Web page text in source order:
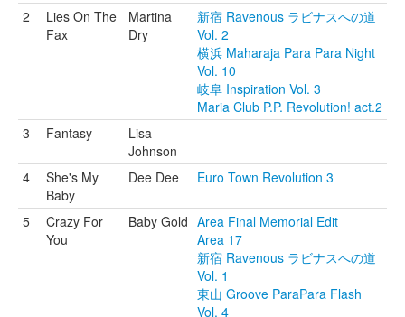
2
Lies On The
Fax
Martina
Dry
新宿 Ravenous ラビナスへの道
Vol. 2
横浜 Maharaja Para Para Night
Vol. 10
岐阜 Inspiration Vol. 3
Maria Club P.P. Revolution! act.2
3
Fantasy
Lisa
Johnson
4
She's My
Baby
Dee Dee Euro Town Revolution 3
5
Crazy For
You
Baby Gold Area Final Memorial Edit
Area 17
新宿 Ravenous ラビナスへの道
Vol. 1
東山 Groove ParaPara Flash
Vol. 4